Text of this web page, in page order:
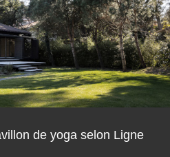
de yoga selon Ligne